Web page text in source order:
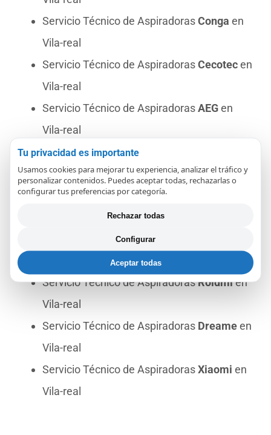
Servicio Técnico de AspiradorasConga en
Vila-real
Servicio Técnico de AspiradorasCecotecen
Vila-real
Servicio Técnico de AspiradorasAEGen
Vila-real
Servicio Técnico de Aspiradoras
Vila-real
Servicio Técnico de Aspiradoras
Servicio Técnico de Aspiradoras
Servicio Técnico de AspiradorasRoidmien
Vila-real
Servicio Técnico de Aspiradoras Dreameen
Vila-real
Servicio Técnico de AspiradorasXiaomi en
Vila-real
Tu privacidad es importante
Usamos cookies para mejorar tu experiencia, analizar el tráfico y
personalizar contenidos. Puedes aceptar todas, rechazarlas o
configurar tus preferencias por categoría.
Rechazar todas
Configurar
Aceptar todas